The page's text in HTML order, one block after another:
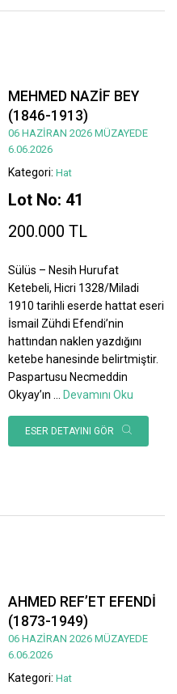
MEHMED NAZİF BEY
(1846-1913)
06 HAZİRAN 2026 MÜZAYEDE
6.06.2026
Kategori: Hat
Lot No: 41
200.000 TL
Sülüs – Nesih Hurufat
Ketebeli, Hicri 1328/Miladi
1910 tarihli eserde hattat eseri
İsmail Zühdi Efendi’nin
hattından naklen yazdığını
ketebe hanesinde belirtmiştir.
Paspartusu Necmeddin
Okyay’ın
Devamını Oku
ESER DETAYINI GÖR
AHMED REF’ET EFENDİ
(1873-1949)
06 HAZİRAN 2026 MÜZAYEDE
6.06.2026
Kategori: Hat